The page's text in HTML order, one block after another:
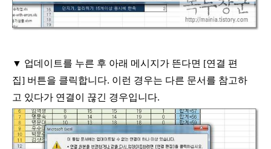
▼ 업데이트를 누른 후 아래 메시지가 뜬다면 [연결 편
집] 버튼을 클릭합니다. 이런 경우는 다른 문서를 참고하
고 있다가 연결이 끊긴 경우입니다.